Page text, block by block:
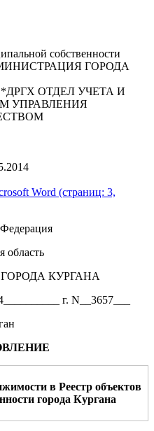
собственности
ГОРОДА
*ДРГХ ОТДЕЛ УЧЕТА И
УПРАВЛЕНИЯ
Word (страниц: 3,
область
КУРГАНА
г. N__3657___
в Реестр объектов
города Кургана